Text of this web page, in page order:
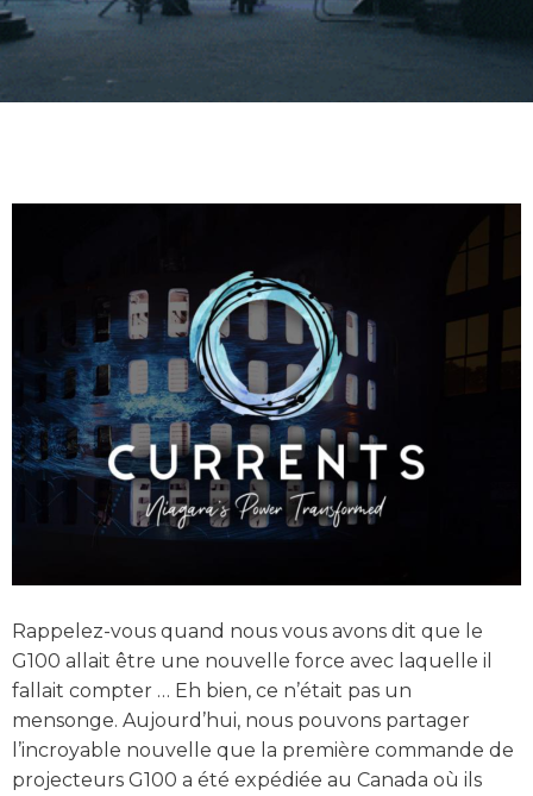
Rappelez-vous quand nous vous avons dit que le
G100 allait être une nouvelle force avec laquelle il
fallait compter … Eh bien, ce n’était pas un
mensonge. Aujourd’hui, nous pouvons partager
l’incroyable nouvelle que la première commande de
projecteurs G100 a été expédiée au Canada où ils